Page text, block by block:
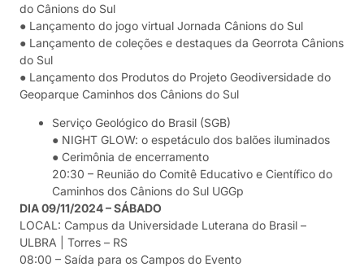
do Cânions do Sul
● Lançamento do jogo virtual Jornada Cânions do Sul
● Lançamento de coleções e destaques da Georrota Cânions
do Sul
● Lançamento dos Produtos do Projeto Geodiversidade do
Geoparque Caminhos dos Cânions do Sul
Serviço Geológico do Brasil (SGB)
● NIGHT GLOW: o espetáculo dos balões iluminados
● Cerimônia de encerramento
20:30 – Reunião do Comitê Educativo e Científico do
Caminhos dos Cânions do Sul UGGp
DIA 09/11/2024 – SÁBADO
LOCAL: Campus da Universidade Luterana do Brasil –
ULBRA | Torres – RS
08:00 – Saída para os Campos do Evento